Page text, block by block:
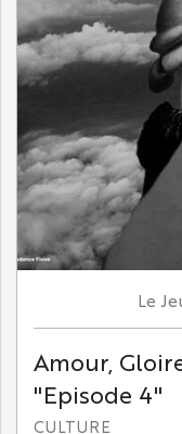
Le
Amour,
"Episode 4"
CULTURE